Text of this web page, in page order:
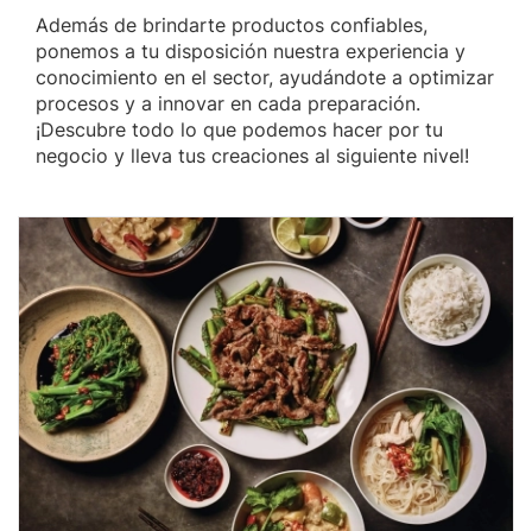
Además de brindarte productos confiables,
ponemos a tu disposición nuestra experiencia y
conocimiento en el sector, ayudándote a optimizar
procesos y a innovar en cada preparación.
¡Descubre todo lo que podemos hacer por tu
negocio y lleva tus creaciones al siguiente nivel!